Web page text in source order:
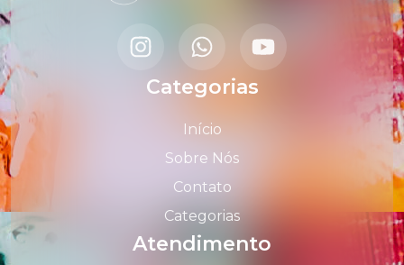
Categorias
Início
Sobre Nós
Contato
Categorias
Atendimento